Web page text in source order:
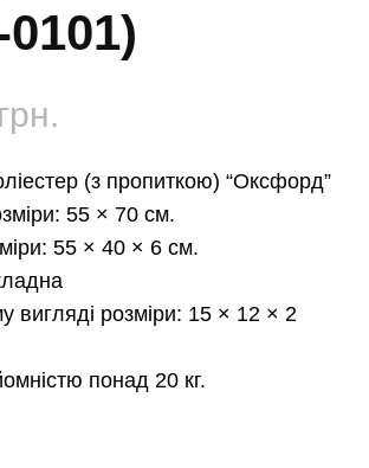
грн.
(з пропиткою) “Оксфорд”
55 × 70 см.
55 × 40 × 6 см.
вигляді розміри: 15 × 12 × 2
понад 20 кг.